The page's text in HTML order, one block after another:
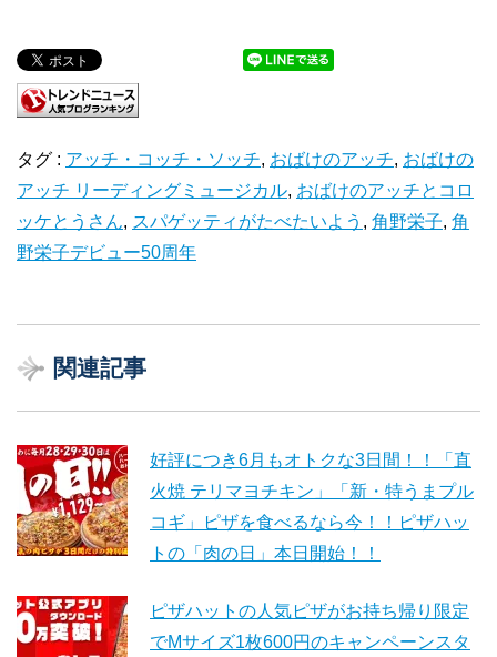
タグ : アッチ・コッチ・ソッチ, おばけのアッチ, おばけの
アッチ リーディングミュージカル, おばけのアッチとコロ
ッケとうさん, スパゲッティがたべたいよう , 角野栄子, 角
野栄子デビュー50周年
関連記事
好評につき6月もオトクな3日間！！「直
火焼 テリマヨチキン」「新・特うまプル
コギ」ピザを食べるなら今！！ピザハッ
トの「肉の日」本日開始！！
ピザハットの人気ピザがお持ち帰り限定
でMサイズ1枚600円のキャンペーンスタ